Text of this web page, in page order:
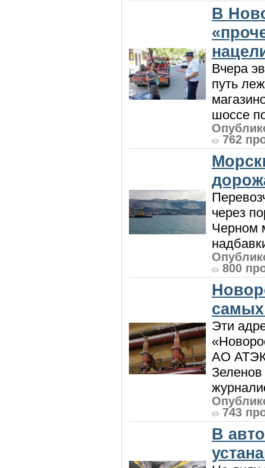
В
Вчера
путь
шоссе
762
через
Черном
800
Эти
АО АТЭК
Зеленов
743
В